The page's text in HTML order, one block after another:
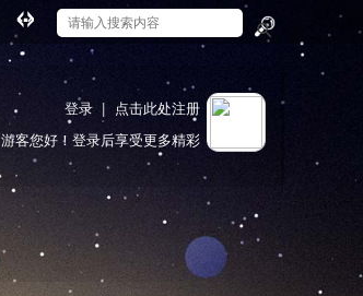
索
切
换
宽
版
登录
点击此处注册
游客您好！登录后享受更多精彩